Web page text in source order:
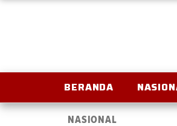
BERANDA
NASIONAL